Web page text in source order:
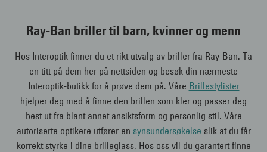
Ray-Ban briller til barn, kvinner og menn
Hos Interoptik finner du et rikt utvalg av briller fra Ray-Ban. Ta
en titt på dem her på nettsiden og besøk din nærmeste
Interoptik-butikk for å prøve dem på. Våre Brillestylister
hjelper deg med å finne den brillen som kler og passer deg
best ut fra blant annet ansiktsform og personlig stil. Våre
autoriserte optikere utfører en synsundersøkelse slik at du får
korrekt styrke i dine brilleglass. Hos oss vil du garantert finne